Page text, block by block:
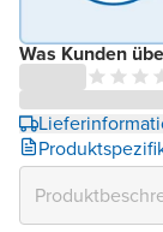
Was Kunden